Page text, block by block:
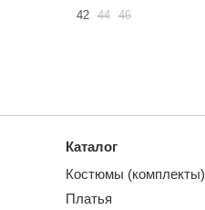
42 44 46
Каталог
Костюмы (комплекты)
Платья